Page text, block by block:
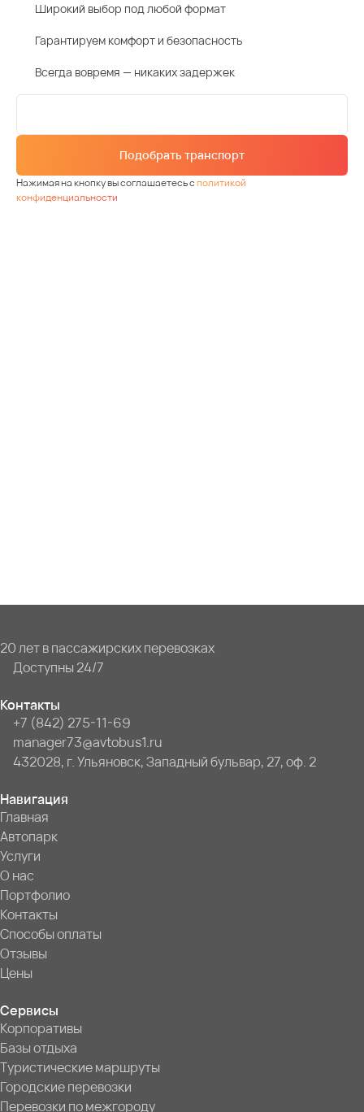
Широкий выбор под любой формат
Гарантируем комфорт и безопасность
Всегда вовремя — никаких задержек
Подобрать транспорт
Нажимая на кнопку вы соглашаетесь сполитикой
конфиденциальности
20 лет в пассажирских перевозках
Доступны 24/7
Контакты
+7 (842) 275-11-69
manager73@avtobus1.ru
432028, г. Ульяновск, Западный бульвар, 27, оф. 2
Навигация
Главная
Автопарк
Услуги
О нас
Портфолио
Контакты
Способы оплаты
Отзывы
Цены
Сервисы
Корпоративы
Базы отдыха
Туристические маршруты
Городские перевозки
Перевозки по межгороду